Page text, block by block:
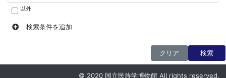
以外
検索条件を追加
クリア 検索
© 2020 国立民族学博物館 All rights reserved.